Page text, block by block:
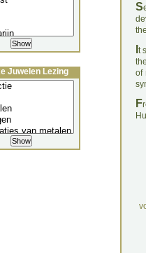
S
t
of
F
Juwelen Lezing